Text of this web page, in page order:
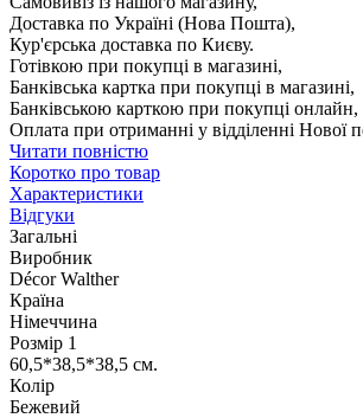
Доставка по Україні (Нова Пошта),
Кур'єрська доставка по Києву.
Готівкою при покупці в магазині,
Банківська картка при покупці в магазині,
Банківською карткою при покупці онлайн,
Оплата при отриманні у відділенні Нової
Читати повністю
Коротко про товар
Характеристики
Відгуки
Загальні
Виробник
Décor Walther
Країна
Німеччина
Розмір 1
60,5*38,5*38,5 см.
Колір
Бежевий